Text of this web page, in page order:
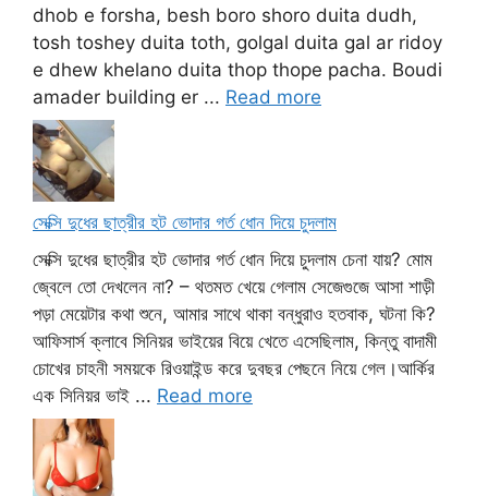
dhob e forsha, besh boro shoro duita dudh,
tosh toshey duita toth, golgal duita gal ar ridoy
e dhew khelano duita thop thope pacha. Boudi
amader building er ... Read more
সেক্সি দুধের ছাত্রীর হট ভোদার গর্ত ধোন দিয়ে চুদলাম
সেক্সি দুধের ছাত্রীর হট ভোদার গর্ত ধোন দিয়ে চুদলাম চেনা যায়? মোম
জ্বেলে তো দেখলেন না? – থতমত খেয়ে গেলাম সেজেগুজে আসা শাড়ী
পড়া মেয়েটার কথা শুনে, আমার সাথে থাকা বন্ধুরাও হতবাক, ঘটনা কি?
আফিসার্স ক্লাবে সিনিয়র ভাইয়ের বিয়ে খেতে এসেছিলাম, কিন্তু বাদামী
চোখের চাহনী সময়কে রিওয়াইন্ড করে দুবছর পেছনে নিয়ে গেল।আর্কির
এক সিনিয়র ভাই ... Read more